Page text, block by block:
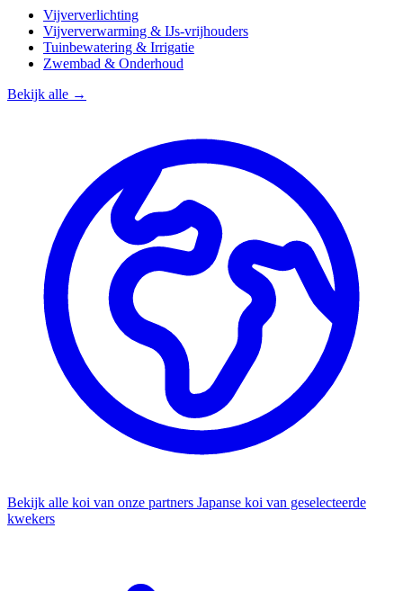
Vijververlichting
Vijververwarming & IJs-vrijhouders
Tuinbewatering & Irrigatie
Zwembad & Onderhoud
Bekijk alle →
Bekijk alle koi van onze partners Japanse koi van geselecteerde
kwekers